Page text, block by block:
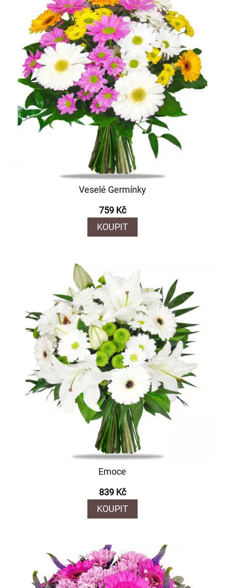
Veselé Germínky
759 Kč
KOUPIT
Emoce
839 Kč
KOUPIT